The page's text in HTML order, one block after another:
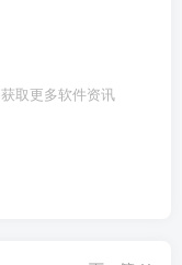
取更多软件资讯